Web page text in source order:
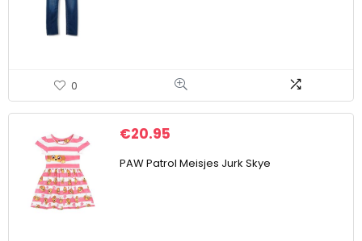
0
€20.95
PAW Patrol Meisjes Jurk Skye